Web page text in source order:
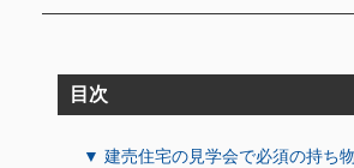
目次
▼ 建売住宅の見学会で必須の持ち